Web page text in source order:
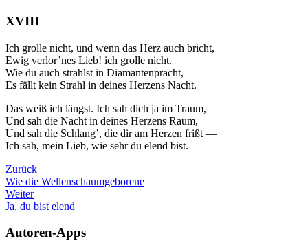
XVIII
Ich grolle nicht, und wenn das Herz auch bricht,
Ewig verlor’nes Lieb! ich grolle nicht.
Wie du auch strahlst in Diamantenpracht,
Es fällt kein Strahl in deines Herzens Nacht.
Das weiß ich längst. Ich sah dich ja im Traum,
Und sah die Nacht in deines Herzens Raum,
Und sah die Schlang’, die dir am Herzen frißt —
Ich sah, mein Lieb, wie sehr du elend bist.
Zurück
Wie die Wellenschaumgeborene
Weiter
Ja, du bist elend
Autoren-Apps